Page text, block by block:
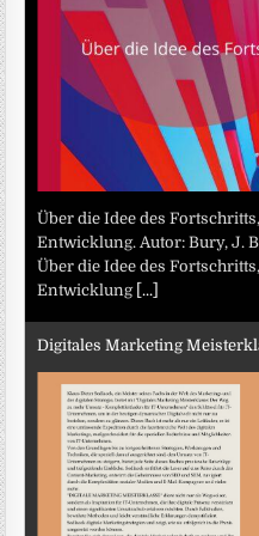
Über die Idee des
Entwicklung. Autor: Bury, J.
Über die Idee des
Entwicklung [...]
Digitales Marketing